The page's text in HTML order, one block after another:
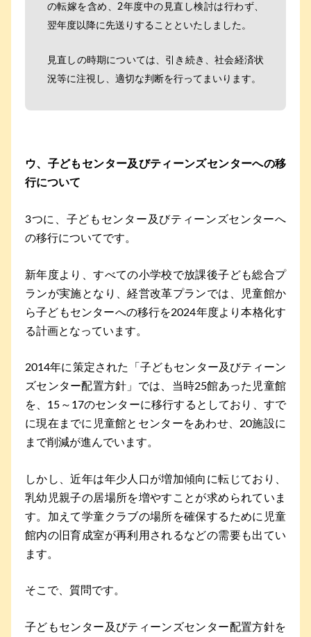
の転嫁を含め、2年度中の見直し検討は行わず、
翌年度以降に先送りすることといたしました。
見直しの時期については、引き続き、社会経済状
況等に注視し、適切な判断を行ってまいります。
ウ、子どもセンター及びティーンズセンターへの移
行について
3つに、子どもセンター及びティーンズセンターへ
の移行についてです。
新年度より、すべての小学校で放課後子ども総合プ
ランが実施となり、経営改革プランでは、児童館か
ら子どもセンターへの移行を2024年度より本格化す
る計画となっています。
2014年に策定された「子どもセンター及びティーン
ズセンター配置方針」では、当時25館あった児童館
を、15～17のセンターに移行するとしており、すで
に現在までに児童館とセンターをあわせ、20施設に
まで削減が進んでいます。
しかし、近年は年少人口が増加傾向に転じており、
乳幼児親子の居場所を増やすことが求められていま
す。加えて学童クラブの場所を確保するために児童
館内の旧育成室が再利用されるなどの需要も出てい
ます。
そこで、質問です。
子どもセンター及びティーンズセンター配置方針を